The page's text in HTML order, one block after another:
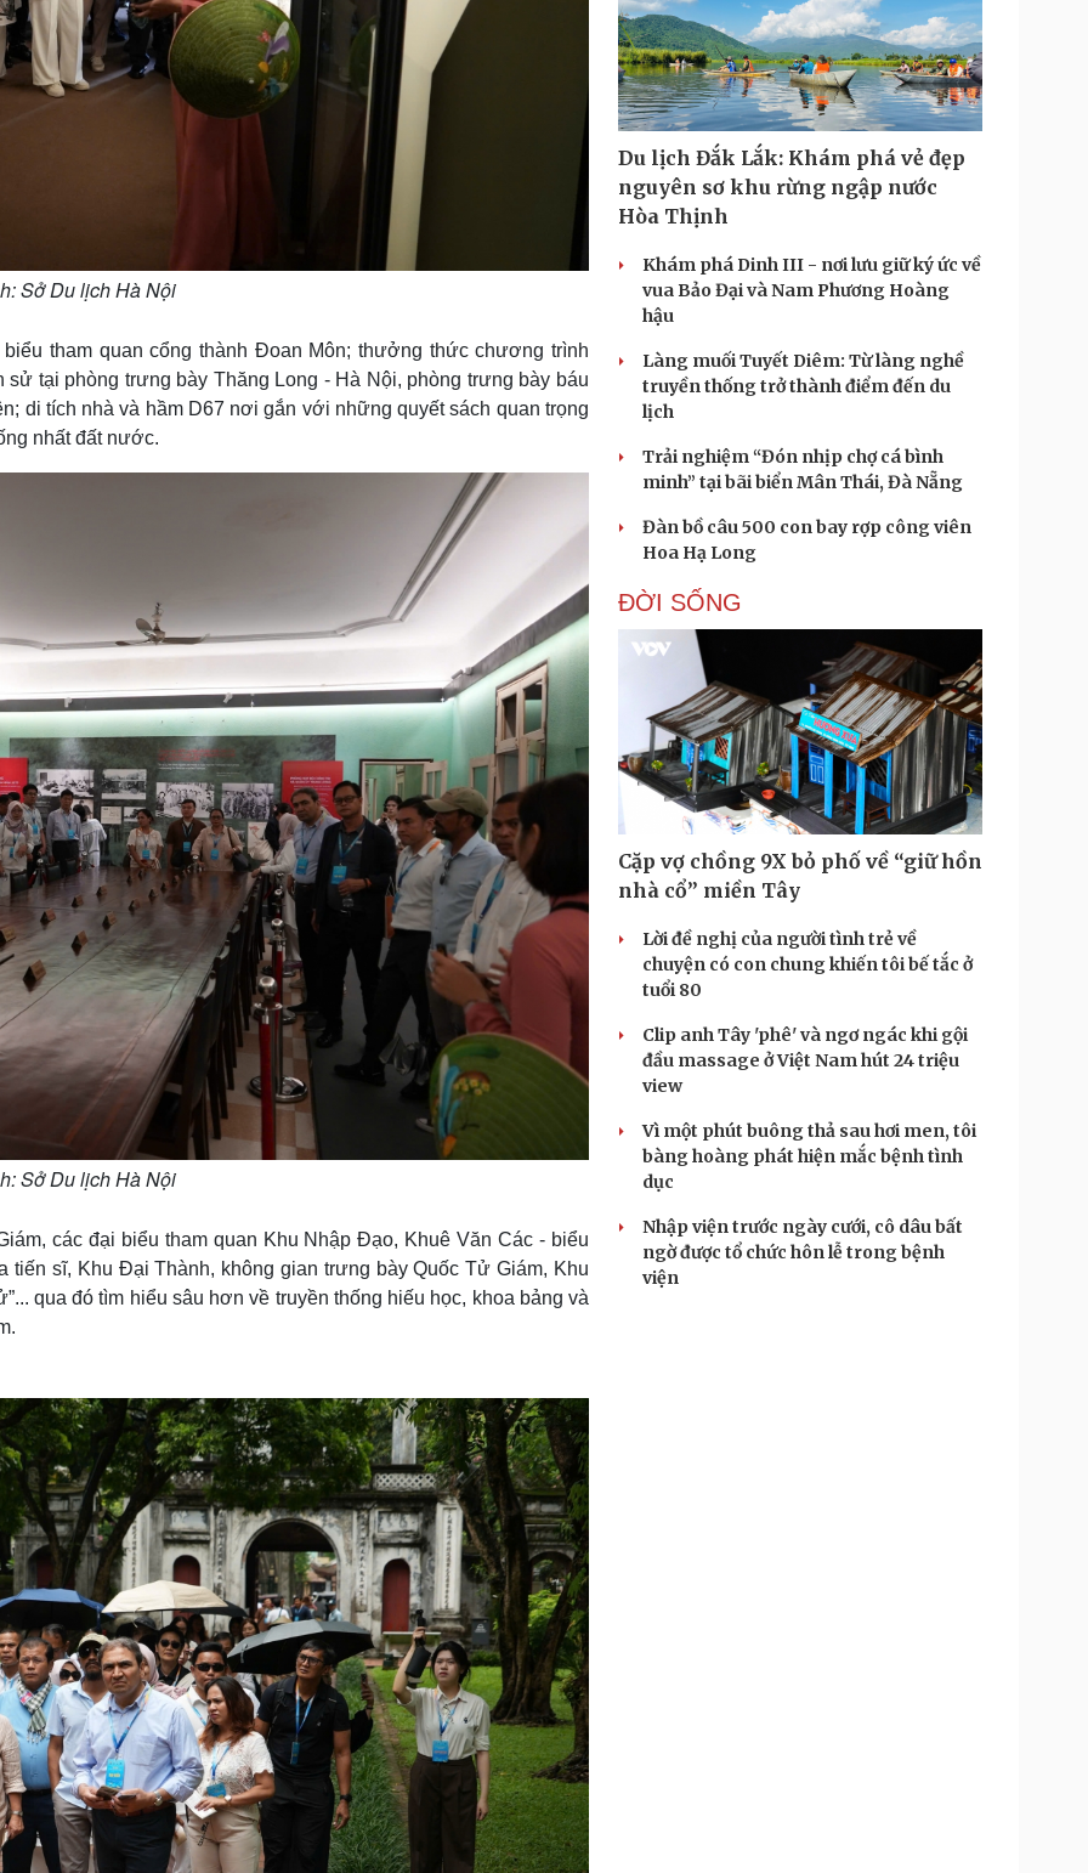
Sở Du lịch Hà Nội
tham quan cổng thành Đoan Môn; thưởng thức chương trình
tại phòng trưng bày Thăng Long - Hà Nội, phòng trưng bày báu
di tích nhà và hầm D67 nơi gắn với những quyết sách quan trọng
nhất đất nước.
Sở Du lịch Hà Nội
các đại biểu tham quan Khu Nhập Đạo, Khuê Văn Các - biểu
sĩ, Khu Đại Thành, không gian trưng bày Quốc Tử Giám, Khu
qua đó tìm hiểu sâu hơn về truyền thống hiếu học, khoa bảng và
Du lịch Đắk Lắk: Khám phá vẻ đẹp
nguyên sơ khu rừng ngập nước
Hòa Thịnh
Khám phá Dinh III - nơi lưu giữ ký ức về
vua Bảo Đại và Nam Phương Hoàng
hậu
Làng muối Tuyết Diêm: Từ làng nghề
truyền thống trở thành điểm đến du
lịch
Trải nghiệm “Đón nhịp chợ cá bình
minh” tại bãi biển Mân Thái, Đà Nẵng
Đàn bồ câu 500 con bay rợp công viên
Hoa Hạ Long
ĐỜI SỐNG
Cặp vợ chồng 9X bỏ phố về “giữ hồn
nhà cổ” miền Tây
Lời đề nghị của người tình trẻ về
chuyện có con chung khiến tôi bế tắc ở
tuổi 80
Clip anh Tây 'phê' và ngơ ngác khi gội
đầu massage ở Việt Nam hút 24 triệu
view
Vì một phút buông thả sau hơi men, tôi
bàng hoàng phát hiện mắc bệnh tình
dục
Nhập viện trước ngày cưới, cô dâu bất
ngờ được tổ chức hôn lễ trong bệnh
viện